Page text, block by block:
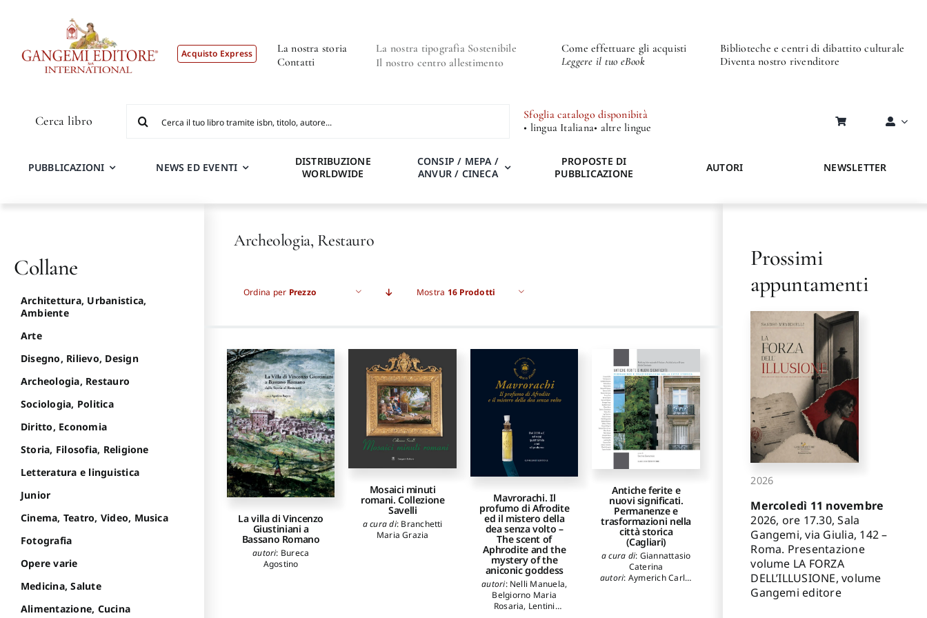
Acquisto Express
La nostra storia
Contatti
La nostra tipografia Sostenibile
Il nostro centro allestimento
Come effettuare gli acquisti
Leggere il tuo eBook
Biblioteche e centri di dibattito culturale
Diventa nostro rivenditore
Cerca libro
per:
Sfoglia catalogo disponibità
• lingua Italiana• altre lingue
PUBBLICAZIONI NEWS ED EVENTI
DISTRIBUZIONE
WORLDWIDE
CONSIP / MEPA /
ANVUR / CINECA
PROPOSTE DI
PUBBLICAZIONE
AUTORI NEWSLETTER
Archeologia, Restauro
Ordina per Prezzo Mostra 16 Prodotti
La villa di Vincenzo
Giustiniani a
Bassano Romano
autori: Bureca
Agostino
Mosaici minuti
romani. Collezione
Savelli
a cura di: Branchetti
Maria Grazia
Mavrorachi. Il
profumo di Afrodite
ed il mistero della
dea senza volto –
The scent of
Aphrodite and the
mystery of the
aniconic goddess
autori: Nelli Manuela,
Belgiorno Maria
Rosaria, Lentini
Antiche ferite e
nuovi significati.
Permanenze e
trasformazioni nella
città storica
(Cagliari)
a cura di: Giannattasio
Caterina
autori: Aymerich Carlo,
Collane
Architettura, Urbanistica,
Ambiente
Arte
Disegno, Rilievo, Design
Archeologia, Restauro
Sociologia, Politica
Diritto, Economia
Storia, Filosofia, Religione
Letteratura e linguistica
Junior
Cinema, Teatro, Video, Musica
Fotografia
Opere varie
Medicina, Salute
Alimentazione, Cucina
Prossimi
appuntamenti
2026
Mercoledì 11 novembre
2026, ore 17.30, Sala
Gangemi, via Giulia, 142 –
Roma. Presentazione
volume LA FORZA
DELL’ILLUSIONE, volume
Gangemi editore